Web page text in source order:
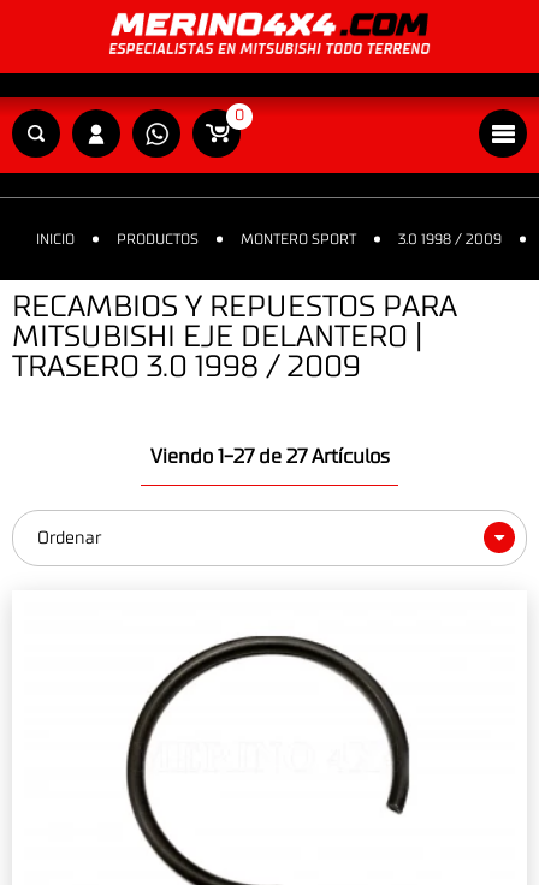
0
INICIO PRODUCTOS MONTERO SPORT 3.0 1998 / 2009
RECAMBIOS Y REPUESTOS PARA
MITSUBISHI EJE DELANTERO |
TRASERO 3.0 1998 / 2009
Viendo 1-27 de 27 Artículos
Ordenar